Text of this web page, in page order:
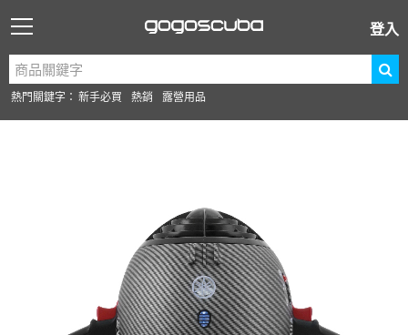
登入
熱門關鍵字： 新手必買 熱銷 露營用品